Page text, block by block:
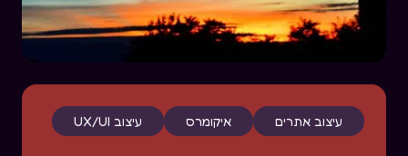
עיצוב אתרים איקומרס עיצוב UX/UI